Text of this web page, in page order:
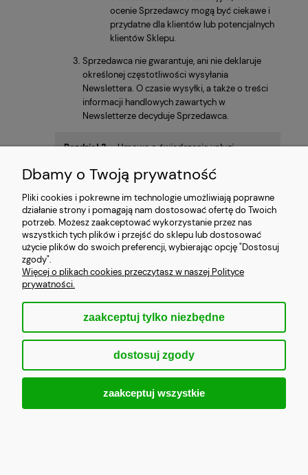
ocenie Sprzedawcy mogą być ciekawe i
przydatne dla klientów lub potencjalnych
klientów Sklepu.
Sprzedawca nie gwarantuje, ani nie deklaruje
określonej częstotliwości wysyłania
Newslettera. O czasie wysyłki, a także o treści
informacji handlowych zawartych w
Newsletterze decyduje Sprzedawca.
Rozdział 3.
Umowa o świadczenie usługi
Newslettera
Zawarcie umowy o usługę Newslettera może
nastąpić:
gdy osoba odwiedzająca Sklep wypełni
podając swój adres e-mail, na który chce
– gdy klient w koszyku Sklepu wyrazi
zgodę na otrzymywanie informacji
handlowych poprzez zaznaczenie
odpowiedniego okienka wyboru (tzw.
checkbox).
Sprzedawca może - jako zachęta do subskrypcji
Dbamy o Twoją prywatność
Pliki cookies i pokrewne im technologie umożliwiają poprawne
działanie strony i pomagają nam dostosować ofertę do Twoich
potrzeb. Możesz zaakceptować wykorzystanie przez nas
wszystkich tych plików i przejść do sklepu lub dostosować
użycie plików do swoich preferencji, wybierając opcję "Dostosuj
zgody".
Więcej o plikach cookies przeczytasz w naszej Polityce
prywatności.
zaakceptuj tylko niezbędne
dostosuj zgody
zaakceptuj wszystkie